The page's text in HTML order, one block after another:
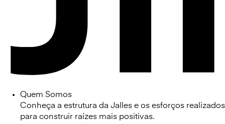
Quem Somos
Conheça a estrutura da Jalles e os esforços realizados
para construir raízes mais positivas.